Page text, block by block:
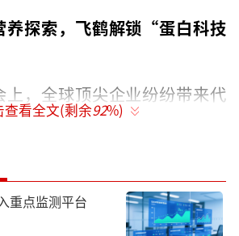
养探索，飞鹤解锁“蛋白科技
上，全球顶尖企业纷纷带来代
的技术与产品。作为乳业“芯
滴奶的营养探索”为线索，
乳业在乳蛋白深加工技术领域
鹤奶粉如何引领行业进入“鲜
查看全文(剩余92%)
重点监测平台